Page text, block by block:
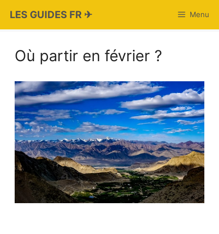
contenu
LES GUIDES FR ✈ Menu
Où partir en février ?